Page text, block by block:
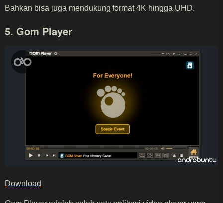
Bahkan bisa juga mendukung format 4K hingga UHD.
5. Gom Player
Download